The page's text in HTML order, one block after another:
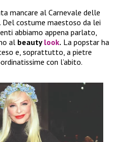
mancare al Carnevale delle
Del costume maestoso da lei
abbiamo appena parlato,
al beauty look. La popstar ha
e, soprattutto, a pietre
con l’abito.